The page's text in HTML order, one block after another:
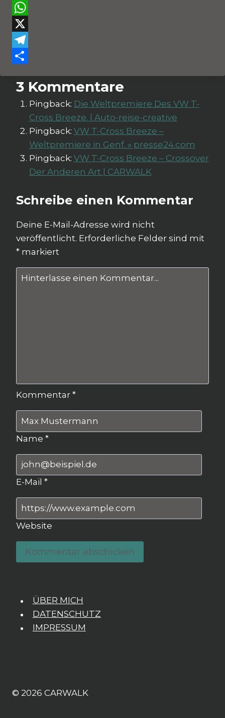
Email
WhatsApp
X
Telegram
3 Kommentare
Pingback: Die Weltpremiere Des VW T-
Cross Breeze. | Auto-reise-creative
Pingback: VW T-Cross Breeze –
Weltpremiere in Genf. » presse24.com
Pingback: VW T-Cross Breeze – Crossover
Der Anderen Art | CARWALK
Schreibe einen Kommentar
Deine E-Mail-Adresse wird nicht
veröffentlicht. Erforderliche Felder sind mit
* markiert
Kommentar *
Name *
E-Mail *
Website
ÜBER MICH
DATENSCHUTZ
IMPRESSUM
© 2026 CARWALK